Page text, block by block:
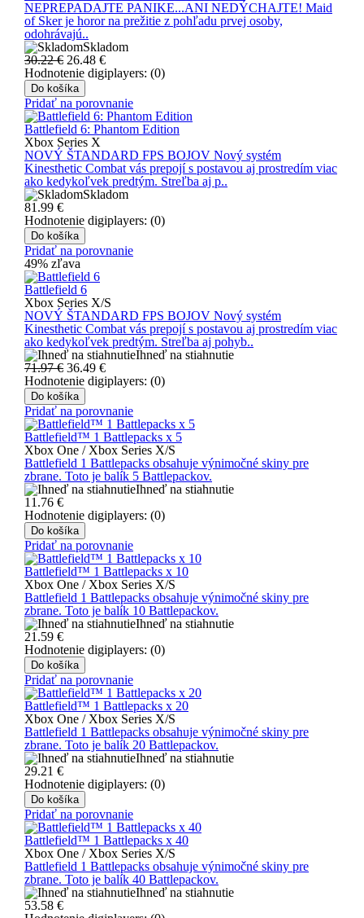
NEPREPADAJTE PANIKE...ANI NEDÝCHAJTE! Maid
of Sker je horor na prežitie z pohľadu prvej osoby,
odohrávajú..
Skladom
30.22 € 26.48 €
Hodnotenie digiplayers: (0)
Do košíka
Pridať na porovnanie
Battlefield 6: Phantom Edition
Xbox Series X
NOVÝ ŠTANDARD FPS BOJOV Nový systém
Kinesthetic Combat vás prepojí s postavou aj prostredím viac
ako kedykoľvek predtým. Streľba aj p..
Skladom
81.99 €
Hodnotenie digiplayers: (0)
Do košíka
Pridať na porovnanie
49% zľava
Battlefield 6
Xbox Series X/S
NOVÝ ŠTANDARD FPS BOJOV Nový systém
Kinesthetic Combat vás prepojí s postavou aj prostredím viac
ako kedykoľvek predtým. Streľba aj pohyb..
Ihneď na stiahnutie
71.97 € 36.49 €
Hodnotenie digiplayers: (0)
Do košíka
Pridať na porovnanie
Battlefield™ 1 Battlepacks x 5
Xbox One / Xbox Series X/S
Battlefield 1 Battlepacks obsahuje výnimočné skiny pre
zbrane. Toto je balík 5 Battlepackov.
Ihneď na stiahnutie
11.76 €
Hodnotenie digiplayers: (0)
Do košíka
Pridať na porovnanie
Battlefield™ 1 Battlepacks x 10
Xbox One / Xbox Series X/S
Battlefield 1 Battlepacks obsahuje výnimočné skiny pre
zbrane. Toto je balík 10 Battlepackov.
Ihneď na stiahnutie
21.59 €
Hodnotenie digiplayers: (0)
Do košíka
Pridať na porovnanie
Battlefield™ 1 Battlepacks x 20
Xbox One / Xbox Series X/S
Battlefield 1 Battlepacks obsahuje výnimočné skiny pre
zbrane. Toto je balík 20 Battlepackov.
Ihneď na stiahnutie
29.21 €
Hodnotenie digiplayers: (0)
Do košíka
Pridať na porovnanie
Battlefield™ 1 Battlepacks x 40
Xbox One / Xbox Series X/S
Battlefield 1 Battlepacks obsahuje výnimočné skiny pre
zbrane. Toto je balík 40 Battlepackov.
Ihneď na stiahnutie
53.58 €